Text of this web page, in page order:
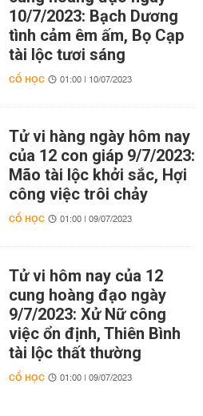
10/7/2023: Bạch Dương
tình cảm êm ấm, Bọ Cạp
tài lộc tươi sáng
CỔ HỌC 01:00 | 10/07/2023
Tử vi hàng ngày hôm nay
của 12 con giáp 9/7/2023:
Mão tài lộc khởi sắc, Hợi
công việc trôi chảy
CỔ HỌC 01:00 | 09/07/2023
Tử vi hôm nay của 12
cung hoàng đạo ngày
9/7/2023: Xử Nữ công
việc ổn định, Thiên Bình
tài lộc thất thường
CỔ HỌC 01:00 | 09/07/2023